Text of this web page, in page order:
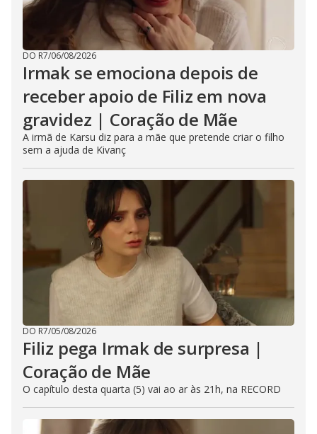
DO R7/06/08/2026
Irmak se emociona depois de
receber apoio de Filiz em nova
gravidez | Coração de Mãe
A irmã de Karsu diz para a mãe que pretende criar o filho
sem a ajuda de Kivanç
DO R7/05/08/2026
Filiz pega Irmak de surpresa |
Coração de Mãe
O capítulo desta quarta (5) vai ao ar às 21h, na RECORD